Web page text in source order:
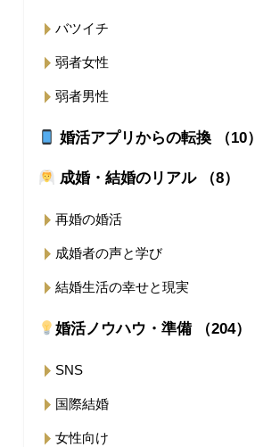
バツイチ
弱者女性
弱者男性
婚活アプリからの転換 （10）
成婚・結婚のリアル （8）
再婚の婚活
成婚者の声と学び
結婚生活の幸せと現実
婚活ノウハウ・準備 （204）
SNS
国際結婚
女性向け